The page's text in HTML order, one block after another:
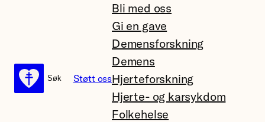
Søk
Søk Støtt oss
Bli med oss
Gi en gave
Demensforskning
Demens
Hjerteforskning
Hjerte- og karsykdom
Folkehelse